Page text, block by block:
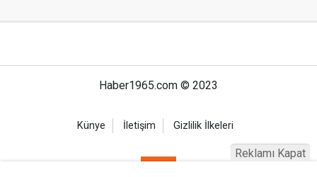
Haber1965.com © 2023
Künye İletişim Gizlilik İlkeleri
Reklamı Kapat